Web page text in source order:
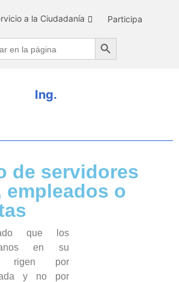
a la Ciudadanía Participa
Search Button
ng. D
de servidores
o
que los
en su
rigen por
y no por